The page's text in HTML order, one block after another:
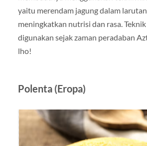
yaitu merendam jagung dalam
meningkatkan nutrisi dan rasa.
digunakan sejak zaman peradaban
lho!
Polenta (Eropa)